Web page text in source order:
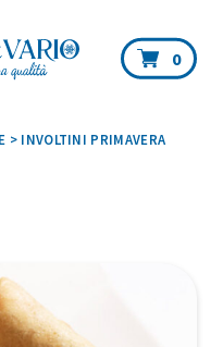
0
> INVOLTINI PRIMAVERA